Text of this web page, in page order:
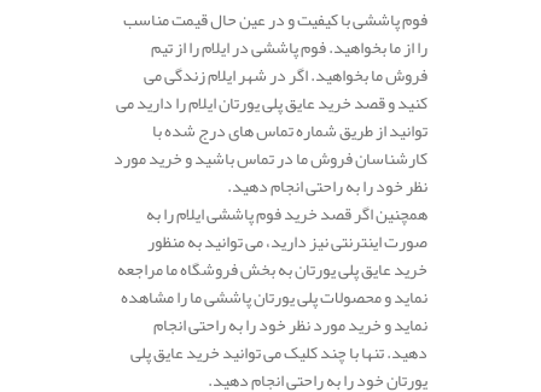
فوم پاششی با کیفیت و در عین حال قیمت مناسب
را از ما بخواهید. فوم پاششی در ایلام را از تیم
فروش ما بخواهید. اگر در شهر ایلام زندگی می
کنید و قصد خرید عایق پلی یورتان ایلام را دارید می
توانید از طریق شماره تماس های درج شده با
کارشناسان فروش ما در تماس باشید و خرید مورد
نظر خود را به راحتی انجام دهید.
همچنین اگر قصد خرید فوم پاششی ایلام را به
صورت اینترنتی نیز دارید، می توانید به منظور
خرید عایق پلی یورتان به بخش فروشگاه ما مراجعه
نماید و محصولات پلی یورتان پاششی ما را مشاهده
نماید و خرید مورد نظر خود را به راحتی انجام
دهید. تنها با چند کلیک می توانید خرید عایق پلی
یورتان خود را به راحتی انجام دهید.